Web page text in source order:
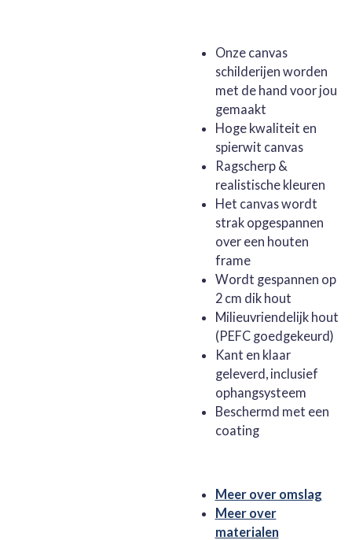
Onze canvas
schilderijen worden
met de hand voor jou
gemaakt
Hoge kwaliteit en
spierwit canvas
Ragscherp &
realistische kleuren
Het canvas wordt
strak opgespannen
over een houten
frame
Wordt gespannen op
2 cm dik hout
Milieuvriendelijk hout
(PEFC goedgekeurd)
Kant en klaar
geleverd, inclusief
ophangsysteem
Beschermd met een
coating
Meer over omslag
Meer over
materialen